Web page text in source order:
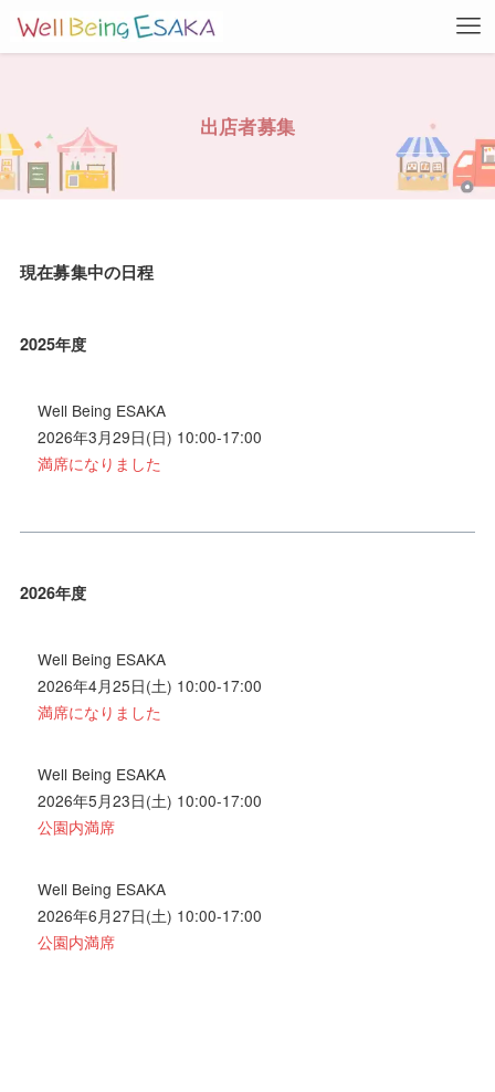
出店者募集
現在募集中の日程
2025年度
Well Being ESAKA
2026年3月29日(日) 10:00-17:00
満席になりました
2026年度
Well Being ESAKA
2026年4月25日(土) 10:00-17:00
満席になりました
Well Being ESAKA
2026年5月23日(土) 10:00-17:00
公園内満席
Well Being ESAKA
2026年6月27日(土) 10:00-17:00
公園内満席